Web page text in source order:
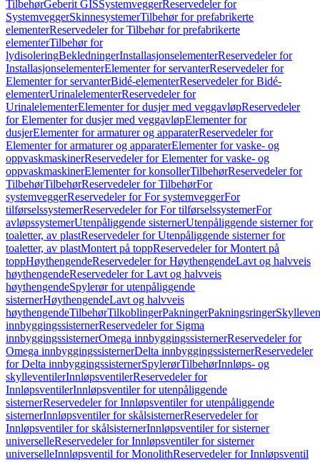
TilbehørGeberit GISSystemveggerReservedeler for
SystemveggerSkinnesystemerTilbehør for prefabrikerte
elementerReservedeler for Tilbehør for prefabrikerte
elementerTilbehør for
lydisoleringBekledningerInstallasjonselementerReservedeler for
InstallasjonselementerElementer for servanterReservedeler for
Elementer for servanterBidé-elementerReservedeler for Bidé-
elementerUrinalelementerReservedeler for
UrinalelementerElementer for dusjer med veggavløpReservedeler
for Elementer for dusjer med veggavløpElementer for
dusjerElementer for armaturer og apparaterReservedeler for
Elementer for armaturer og apparaterElementer for vaske- og
oppvaskmaskinerReservedeler for Elementer for vaske- og
oppvaskmaskinerElementer for konsollerTilbehørReservedeler for
TilbehørTilbehørReservedeler for TilbehørFor
systemveggerReservedeler for For systemveggerFor
tilførselssystemerReservedeler for For tilførselssystemerFor
avløpssystemerUtenpåliggende sisternerUtenpåliggende sisterner for
toaletter, av plastReservedeler for Utenpåliggende sisterner for
toaletter, av plastMontert på toppReservedeler for Montert på
toppHøythengendeReservedeler for HøythengendeLavt og halvveis
høythengendeReservedeler for Lavt og halvveis
høythengendeSpylerør for utenpåliggende
sisternerHøythengendeLavt og halvveis
høythengendeTilbehørTilkoblingerPakningerPakningsringer
innbyggingssisternerReservedeler for Sigma
innbyggingssisternerOmega innbyggingssisternerReservedeler for
Omega innbyggingssisternerDelta innbyggingssisternerReservedeler
for Delta innbyggingssisternerSpylerørTilbehørInnløps- og
skylleventilerInnløpsventilerReservedeler for
InnløpsventilerInnløpsventiler for utenpåliggende
sisternerReservedeler for Innløpsventiler for utenpåliggende
sisternerInnløpsventiler for skålsisternerReservedeler for
Innløpsventiler for skålsisternerInnløpsventiler for sisterner
universelleReservedeler for Innløpsventiler for sisterner
universelleInnløpsventil for MonolithReservedeler for Innløpsventil